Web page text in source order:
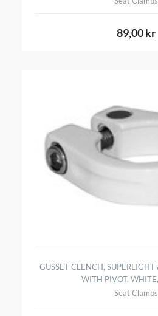
89,00 kr
GUSSET CLENCH, SUPERLIGHT
WITH PIVOT,
Seat Clamps